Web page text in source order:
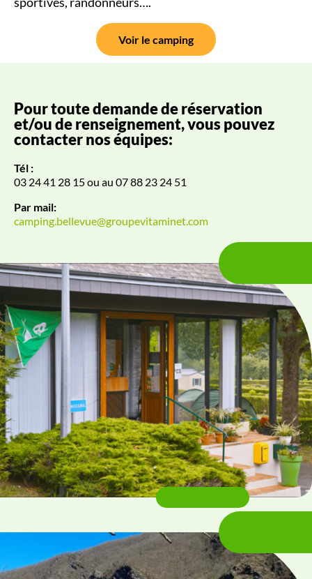
Voir le camping
Pour toute demande de réservation
et/ou de renseignement, vous pouvez
contacter nos équipes:
Tél :
03 24 41 28 15 ou au 07 88 23 24 51
Par mail:
camping.bellevue@groupevitaminet.com